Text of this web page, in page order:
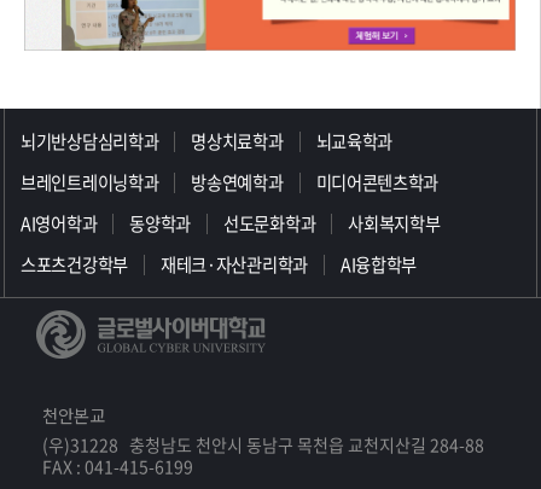
뇌기반상담심리학과 명상치료학과
뇌교육학과
브레인트레이닝학과
방송연예학과
미디어콘텐츠학과
AI영어학과
동양학과 선도문화학과
사회복지학부
스포츠건강학부
재테크·자산관리학과 AI융합학부
천안본교
(우)31228 충청남도 천안시 동남구 목천읍 교천지산길 284-88
FAX : 041-415-6199